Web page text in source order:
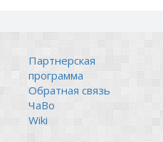
Партнерская
программа
Обратная связь
ЧаВо
Wiki